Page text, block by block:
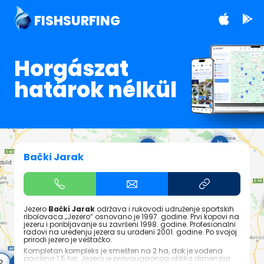
FISHSURFING
Horgászat
határok nélkül
Bački Jarak
Jezero Bački Jarakodržava i rukovodi udruženje sportskih
ribolovaca „Jezero“ osnovano je 1997. godine. Prvi kopovi na
jezeru i poribljavanje su završeni 1998. godine. Profesionalni
radovi na uređenju jezera su urađeni 2001. godine. Po svojoj
prirodi jezero je veštačko.
Kompletan kompleks je smešten na 2 ha, dok je vodena
površina 1.5 ha. Jezero je pravougaonog oblika dimenzija